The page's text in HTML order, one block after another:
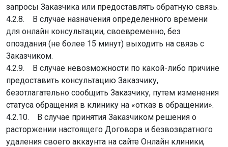
запросы Заказчика или предоставлять обратную связь.
4.2.8. В случае назначения определенного времени
для онлайн консультации, своевременно, без
опоздания (не более 15 минут) выходить на связь с
Заказчиком.
4.2.9. В случае невозможности по какой-либо причине
предоставить консультацию Заказчику,
безотлагательно сообщить Заказчику, путем изменения
статуса обращения в клинику на «отказ в обращении».
4.2.10. В случае принятия Заказчиком решения о
расторжении настоящего Договора и безвозвратного
удаления своего аккаунта на сайте Онлайн клиники,